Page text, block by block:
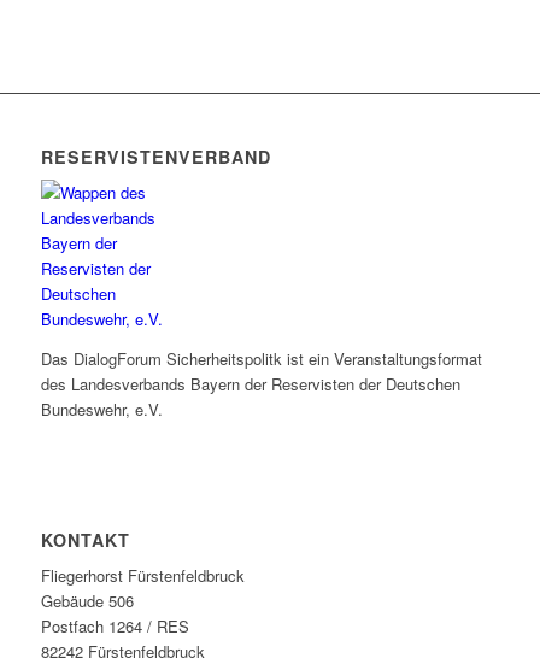
RESERVISTENVERBAND
Das DialogForum Sicherheitspolitk ist ein Veranstaltungsformat
des Landesverbands Bayern der Reservisten der Deutschen
Bundeswehr, e.V.
KONTAKT
Fliegerhorst Fürstenfeldbruck
Gebäude 506
Postfach 1264 / RES
82242 Fürstenfeldbruck